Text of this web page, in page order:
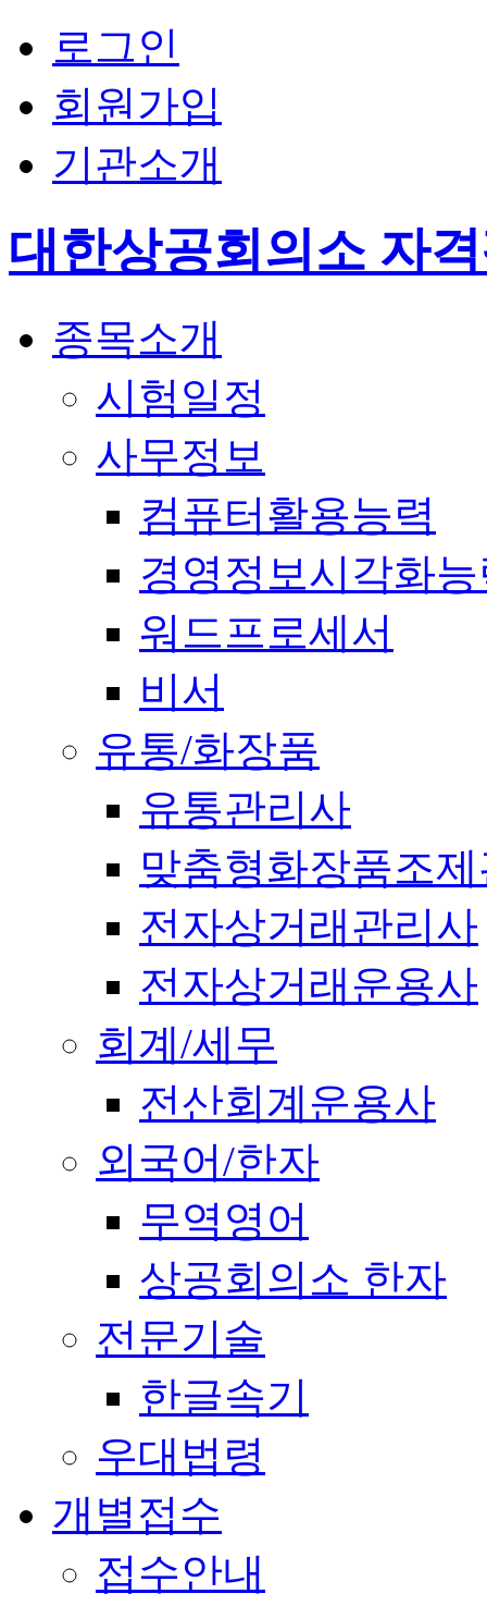
로그인
회원가입
기관소개
대한상공회의소 자
종목소개
시험일정
사무정보
컴퓨터활용능력
경영정보시각화
워드프로세서
비서
유통/화장품
유통관리사
맞춤형화장품조
전자상거래관리사
전자상거래운용사
회계/세무
전산회계운용사
외국어/한자
무역영어
상공회의소 한자
전문기술
한글속기
우대법령
개별접수
접수안내